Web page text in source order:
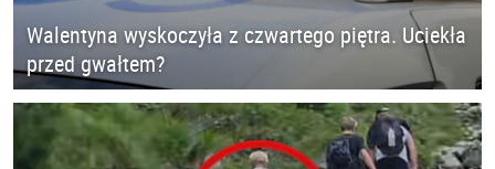
Walentyna wyskoczyła z czwartego piętra. Uciekła
przed gwałtem?